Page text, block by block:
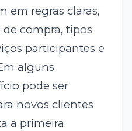
em regras claras,
compra, tipos
participantes e
alguns
pode ser
novos clientes
a primeira